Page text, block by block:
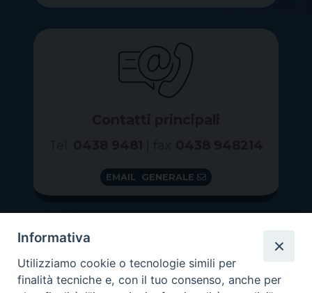
EMAIL GENERALE
Informativa
Utilizziamo cookie o tecnologie simili per
finalità tecniche e, con il tuo consenso, anche per